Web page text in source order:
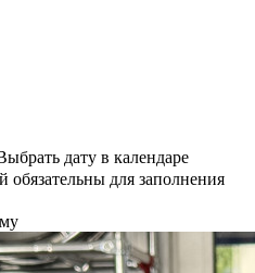
обязательны для заполнения